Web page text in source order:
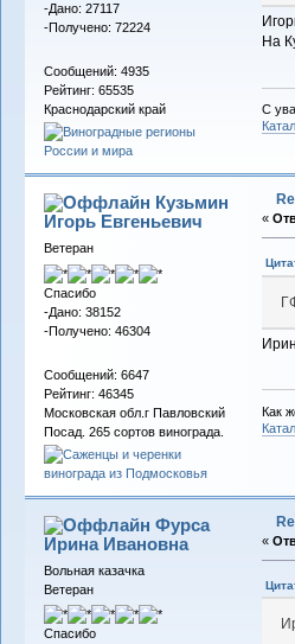
-Дано: 27117
-Получено: 72224
Сообщений: 4935
Рейтинг: 65535
Краснодарский край
На
С
Кузьмин
Игорь Евгеньевич
Ветеран
Спасибо
-Дано: 38152
-Получено: 46304
Сообщений: 6647
Рейтинг: 46345
Московская обл.г Павловский
Посад. 265 сортов винограда.
«
Как
Фурса
Ирина Ивановна
Вольная казачка
Ветеран
Спасибо
«